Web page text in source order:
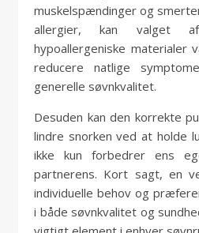
muskelspændinger og
allergier, kan valget
hypoallergeniske
reducere natlige
generelle søvnkvalitet.
Desuden kan den korrekte
lindre snorken ved at holde
ikke kun forbedrer ens
partnerens. Kort sagt, en
individuelle behov og
i både søvnkvalitet og